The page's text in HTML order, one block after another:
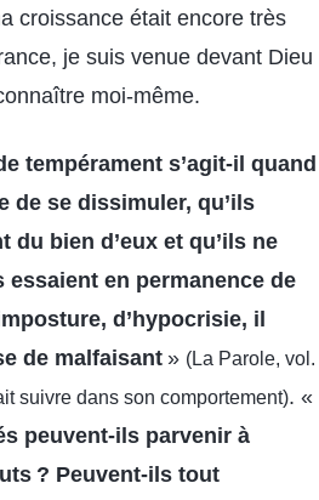
croissance était encore très
je suis venue devant Dieu
moi-même.
tempérament s’agit-il quand
de se dissimuler, qu’ils
bien d’eux et qu’ils ne
en permanence de
d’hypocrisie, il
de malfaisant » (La Parole, vol.
suivre dans son comportement). «
peuvent-ils parvenir à
? Peuvent-ils tout